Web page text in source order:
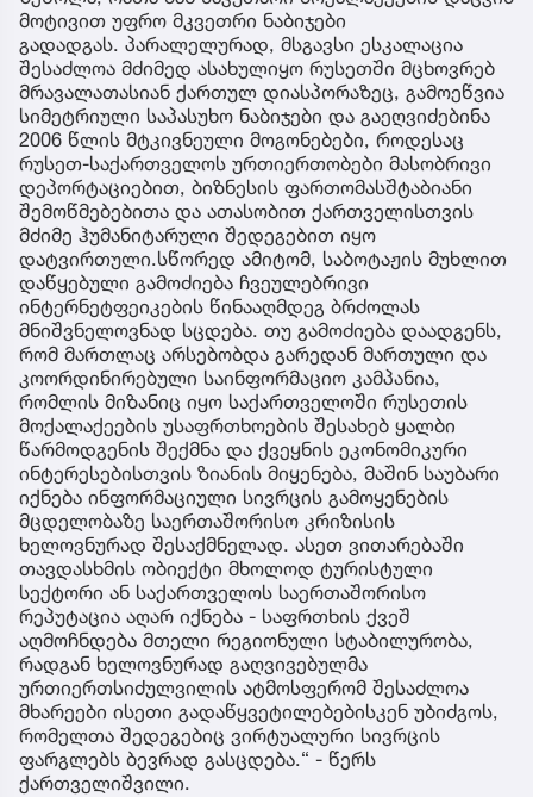
მოტივით უფრო მკვეთრი ნაბიჯები
გადადგას. პარალელურად, მსგავსი ესკალაცია
შესაძლოა მძიმედ ასახულიყო რუსეთში მცხოვრებ
მრავალათასიან ქართულ დიასპორაზეც, გამოეწვია
სიმეტრიული საპასუხო ნაბიჯები და გაეღვიძებინა
2006 წლის მტკივნეული მოგონებები, როდესაც
რუსეთ-საქართველოს ურთიერთობები მასობრივი
დეპორტაციებით, ბიზნესის ფართომასშტაბიანი
შემოწმებებითა და ათასობით ქართველისთვის
მძიმე ჰუმანიტარული შედეგებით იყო
დატვირთული.სწორედ ამიტომ, საბოტაჟის მუხლით
დაწყებული გამოძიება ჩვეულებრივი
ინტერნეტფეიკების წინააღმდეგ ბრძოლას
მნიშვნელოვნად სცდება. თუ გამოძიება დაადგენს,
რომ მართლაც არსებობდა გარედან მართული და
კოორდინირებული საინფორმაციო კამპანია,
რომლის მიზანიც იყო საქართველოში რუსეთის
მოქალაქეების უსაფრთხოების შესახებ ყალბი
წარმოდგენის შექმნა და ქვეყნის ეკონომიკური
ინტერესებისთვის ზიანის მიყენება, მაშინ საუბარი
იქნება ინფორმაციული სივრცის გამოყენების
მცდელობაზე საერთაშორისო კრიზისის
ხელოვნურად შესაქმნელად. ასეთ ვითარებაში
თავდასხმის ობიექტი მხოლოდ ტურისტული
სექტორი ან საქართველოს საერთაშორისო
რეპუტაცია აღარ იქნება - საფრთხის ქვეშ
აღმოჩნდება მთელი რეგიონული სტაბილურობა,
რადგან ხელოვნურად გაღვივებულმა
ურთიერთსიძულვილის ატმოსფერომ შესაძლოა
მხარეები ისეთი გადაწყვეტილებებისკენ უბიძგოს,
რომელთა შედეგებიც ვირტუალური სივრცის
ფარგლებს ბევრად გასცდება.“ - წერს
ქართველიშვილი.